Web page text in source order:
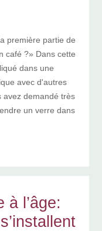
première partie de
café ?» Dans cette
dans une
avec d'autres
avez demandé très
un verre dans
l’âge: